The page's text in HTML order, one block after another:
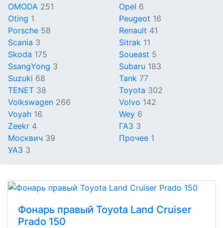
OMODA 251 Opel 6
Oting 1 Peugeot 16
Porsche 58 Renault 41
Scania 3 Sitrak 11
Skoda 175 Soueast 5
SsangYong 3 Subaru 183
Suzuki 68 Tank 77
TENET 38 Toyota 302
Volkswagen 266 Volvo 142
Voyah 16 Wey 6
Zeekr 4 ГАЗ 3
Москвич 39 Прочее 1
УАЗ 3
Фонарь правый Toyota Land Cruiser
Prado 150